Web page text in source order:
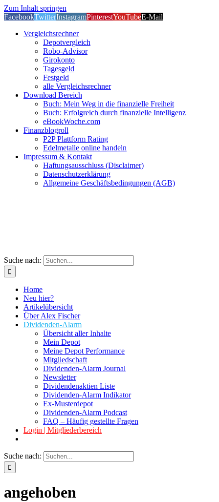
Zum Inhalt springen
FacebookTwitterInstagramPinterestYouTubeE-Mail
Vergleichsrechner
Depotvergleich
Robo-Advisor
Girokonto
Tagesgeld
Festgeld
alle Vergleichsrechner
Download Bereich
Buch: Mein Weg in die finanzielle Freiheit
Buch: Erfolgreich durch finanzielle Intelligenz
eBookWoche.com
Finanzblogroll
P2P Plattform Rating
Edelmetalle online handeln
Impressum & Kontakt
Haftungsausschluss (Disclaimer)
Datenschutzerklärung
Allgemeine Geschäftsbedingungen (AGB)
Suche nach:
Home
Neu hier?
Artikelübersicht
Über Alex Fischer
Dividenden-Alarm
Übersicht aller Inhalte
Mein Depot
Meine Depot Performance
Mitgliedschaft
Dividenden-Alarm Journal
Newsletter
Dividendenaktien Liste
Dividenden-Alarm Indikator
Ex-Musterdepot
Dividenden-Alarm Podcast
FAQ – Häufig gestellte Fragen
Login | Mitgliederbereich
Suche nach:
angehoben